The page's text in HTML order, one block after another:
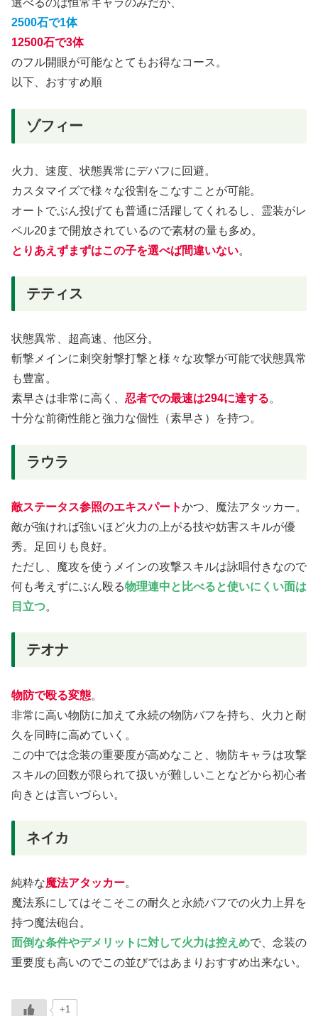
選べるのは恒常キャラのみだが、
2500石で1体
12500石で3体
のフル開眼が可能なとてもお得なコース。
以下、おすすめ順
ゾフィー
火力、速度、状態異常にデバフに回避。
カスタマイズで様々な役割をこなすことが可能。
オートでぶん投げても普通に活躍してくれるし、霊装がレ
ベル20まで開放されているので素材の量も多め。
とりあえずまずはこの子を選べば間違いない。
テティス
状態異常、超高速、他区分。
斬撃メインに刺突射撃打撃と様々な攻撃が可能で状態異常
も豊富。
素早さは非常に高く、 忍者での最速は294に達する。
十分な前衛性能と強力な個性（素早さ）を持つ。
ラウラ
敵ステータス参照のエキスパートかつ、魔法アタッカー。
敵が強ければ強いほど火力の上がる技や妨害スキルが優
秀。足回りも良好。
ただし、魔攻を使うメインの攻撃スキルは詠唱付きなので
何も考えずにぶん殴る物理連中と比べると使いにくい面は
目立つ。
テオナ
物防で殴る変態。
非常に高い物防に加えて永続の物防バフを持ち、火力と耐
久を同時に高めていく。
この中では念装の重要度が高めなこと、物防キャラは攻撃
スキルの回数が限られて扱いが難しいことなどから初心者
向きとは言いづらい。
ネイカ
純粋な魔法アタッカー。
魔法系にしてはそこそこの耐久と永続バフでの火力上昇を
持つ魔法砲台。
面倒な条件やデメリットに対して火力は控えめで、念装の
重要度も高いのでこの並びではあまりおすすめ出来ない。
+1